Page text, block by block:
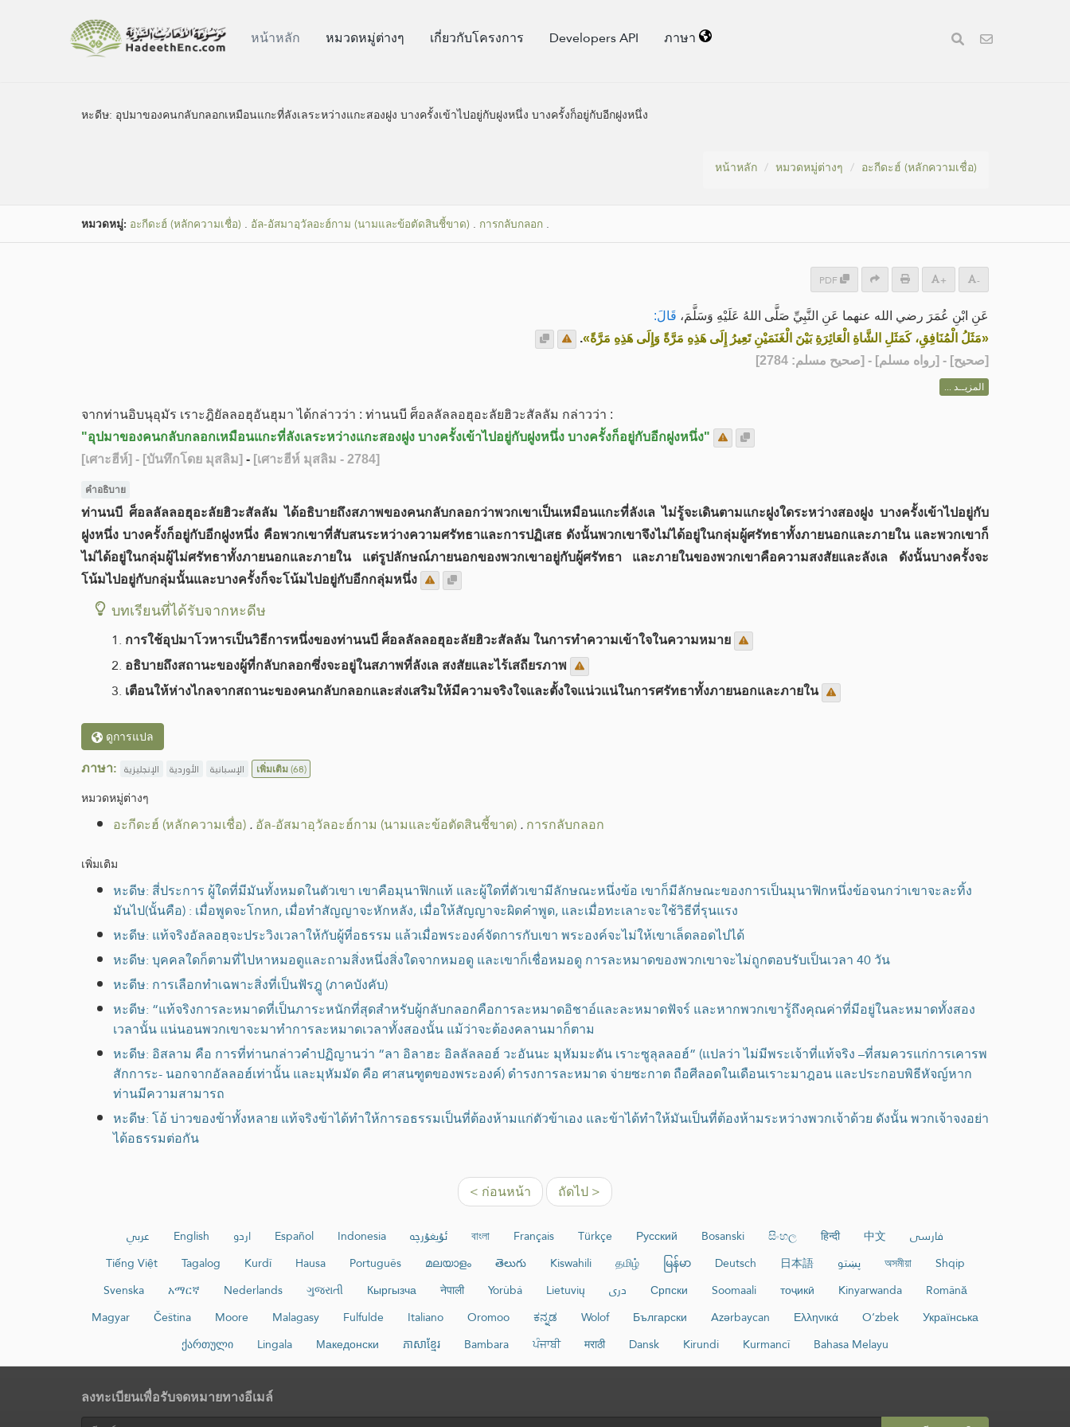
หน้าหลัก หมวดหมู่​ต่างๆ เกี่ยวกับโครงการ Developers API ภาษา
หะดีษ: อุปมาของคนกลับกลอกเหมือนแกะที่ลังเลระหว่างแกะสองฝูง บางครั้งเข้าไปอยู่กับฝูงหนึ่ง บางครั้งก็อยู่กับอีกฝูงหนึ่ง
หน้าหลัก หมวดหมู่​ต่างๆ อะกีดะฮ์ (หลักความเชื่อ)
หมวดหมู่​: อะกีดะฮ์ (หลักความเชื่อ) . อัล-อัสมาอฺวัลอะฮ์กาม (นามและข้อตัดสินชี้ขาด) . การกลับกลอก .
PDF + -
عَنِ ابْنِ عُمَرَ رضي الله عنهما عَنِ النَّبِيِّ صَلَّى اللهُ عَلَيْهِ وَسَلَّمَ، قَالَ:
«مَثَلُ الْمُنَافِقِ، كَمَثَلِ الشَّاةِ الْعَائِرَةِ بَيْنَ الْغَنَمَيْنِ تَعِيرُ إِلَى هَذِهِ مَرَّةً وَإِلَى هَذِهِ مَرَّةً».
[صحيح] - [رواه مسلم] - [صحيح مسلم: 2784]
المزيــد ...
จากท่านอิบนุอุมัร เราะฎิยัลลอฮุอันฮุมา ได้กล่าวว่า : ท่านนบี ศ็อลลัลลอฮุอะลัยฮิวะสัลลัม กล่าวว่า :
"อุปมาของคนกลับกลอกเหมือนแกะที่ลังเลระหว่างแกะสองฝูง บางครั้งเข้าไปอยู่กับฝูงหนึ่ง บางครั้งก็อยู่กับอีกฝูงหนึ่ง"
[เศาะฮีห์] - [บันทึกโดย มุสลิม] - [เศาะฮีห์ มุสลิม - 2784]
คำอธิบาย​
ท่านนบี ศ็อลลัลลอฮุอะลัยฮิวะสัลลัม ได้อธิบายถึงสภาพของคนกลับกลอกว่าพวกเขาเป็นเหมือนแกะที่ลังเล ไม่รู้จะเดินตามแกะฝูงใดระหว่างสองฝูง บางครั้งเข้าไปอยู่กับ
ฝูงหนึ่ง บางครั้งก็อยู่กับอีกฝูงหนึ่ง คือพวกเขาที่สับสนระหว่างความศรัทธาและการปฏิเสธ ดังนั้นพวกเขาจึงไม่ได้อยู่ในกลุ่มผู้ศรัทธาทั้งภายนอกและภายใน และพวกเขาก็
ไม่ได้อยู่ในกลุ่มผู้ไม่ศรัทธาทั้งภายนอกและภายใน แต่รูปลักษณ์ภายนอกของพวกเขาอยู่กับผู้ศรัทธา และภายในของพวกเขาคือความสงสัยและลังเล ดังนั้นบางครั้งจะ
โน้มไปอยู่กับกลุ่มนั้นและบางครั้งก็จะโน้มไปอยู่กับอีกกลุ่มหนึ่ง
บทเรียนที่ได้รับจากหะดีษ
การใช้อุปมาโวหารเป็นวิธีการหนึ่งของท่านนบี ศ็อลลัลลอฮุอะลัยฮิวะสัลลัม ในการทำความเข้าใจในความหมาย
อธิบายถึงสถานะของผู้ที่กลับกลอกซึ่งจะอยู่ในสภาพที่ลังเล สงสัยและไร้เสถียรภาพ
เตือนให้ห่างไกลจากสถานะของคนกลับกลอกและส่งเสริมให้มีความจริงใจและตั้งใจแน่วแน่ในการศรัทธาทั้งภายนอกและภายใน
ดูการแปล
ภาษา: الإنجليزية الأوردية الإسبانية เพิ่มเติม(68)
หมวดหมู่​ต่างๆ
อะกีดะฮ์ (หลักความเชื่อ).อัล-อัสมาอฺวัลอะฮ์กาม (นามและข้อตัดสินชี้ขาด).การกลับกลอก
เพิ่มเติม
หะดีษ: สี่ประการ ผู้ใดที่มีมันทั้งหมดในตัวเขา เขาคือมุนาฟิกแท้ และผู้ใดที่ตัวเขามีลักษณะหนึ่งข้อ เขาก็มีลักษณะของการเป็นมุนาฟิกหนึ่งข้อจนกว่าเขาจะละทิ้ง
มันไป(นั้นคือ) : เมื่อพูดจะโกหก, เมื่อทำสัญญาจะหักหลัง, เมื่อให้สัญญาจะผิดคำพูด, และเมื่อทะเลาะจะใช้วิธีที่รุนแรง
หะดีษ: แท้จริงอัลลอฮฺจะประวิงเวลาให้กับผู้ที่อธรรม แล้วเมื่อพระองค์จัดการกับเขา พระองค์จะไม่ให้เขาเล็ดลอดไปได้
หะดีษ: บุคคลใดก็ตามที่ไปหาหมอดูและถามสิ่งหนึ่งสิ่งใดจากหมอดู และเขาก็เชื่อหมอดู การละหมาดของพวกเขาจะไม่ถูกตอบรับเป็นเวลา 40 วัน
หะดีษ: การเลือกทำเฉพาะสิ่งที่เป็นฟัรฎู (ภาคบังคับ)
หะดีษ: “แท้จริงการละหมาดที่เป็นภาระหนักที่สุดสำหรับผู้กลับกลอกคือการละหมาดอิชาอ์และละหมาดฟัจร์ และหากพวกเขารู้ถึงคุณค่าที่มีอยู่ในละหมาดทั้งสอง
เวลานั้น แน่นอนพวกเขาจะมาทำการละหมาดเวลาทั้งสองนั้น แม้ว่าจะต้องคลานมาก็ตาม
หะดีษ: อิสลาม คือ การที่ท่านกล่าวคำปฏิญานว่า “ลา อิลาฮะ อิลลัลลอฮ์ วะอันนะ มุหัมมะดัน เราะซูลุลลอฮ์” (แปลว่า ไม่มีพระเจ้าที่แท้จริง –ที่สมควรแก่การเคารพ
สักการะ- นอกจากอัลลอฮ์เท่านั้น และมุหัมมัด คือ ศาสนฑูตของพระองค์) ดำรงการละหมาด จ่ายซะกาต ถือศีลอดในเดือนเราะมาฎอน และประกอบพิธีหัจญ์หาก
ท่านมีความสามารถ
หะดีษ: โอ้ บ่าวของข้าทั้งหลาย แท้จริงข้าได้ทำให้การอธรรมเป็นที่ต้องห้ามแก่ตัวข้าเอง และข้าได้ทำให้มันเป็นที่ต้องห้ามระหว่างพวกเจ้าด้วย ดังนั้น พวกเจ้าจงอย่า
ได้อธรรมต่อกัน
< ก่อนหน้า ถัดไป >
عربي English اردو Español Indonesia ئۇيغۇرچە বাংলা Français Türkçe Русский Bosanski සිංහල हिन्दी 中文
فارسی
Tiếng Việt
Tagalog Kurdî Hausa Português മലയാളം తెలుగు Kiswahili தமிழ் မြန်မာ Deutsch 日本語 پښتو অসমীয়া
Shqip
Svenska
አማርኛ Nederlands ગુજરાતી Кыргызча नेपाली Yorùbá Lietuvių دری Српски Soomaali тоҷикӣ Kinyarwanda
Română
Magyar
Čeština Moore Malagasy Fulfulde Italiano Oromoo ಕನ್ನಡ Wolof Български Azərbaycan Ελληνικά O‘zbek
Українська
ქართული
Lingala Македонски ភាសាខ្មែរ Bambara ਪੰਜਾਬੀ मराठी Dansk Kirundi Kurmancî Bahasa Melayu
ลงทะเบียนเพื่อรับจดหมายทางอีเมล์